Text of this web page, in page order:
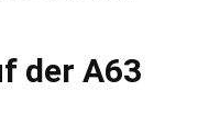
der A63